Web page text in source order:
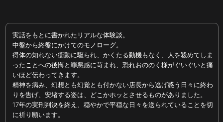
実話をもとに書かれたリアルな体験談。
中盤から終盤にかけてのモノローグ。
得体の知れない衝動に駆られ、かくたる動機もなく、人を殺めてしま
ったことへの後悔と罪悪感に苛まれ、恐れおののく様がぐいぐいと痛
いほど伝わってきます。
精神を病み、幻想とも幻覚とも付かない店長から逃げ惑う日々に終わ
りを告げ、安堵する姿は、どこかホッとさせるものがありました。
17年の実刑判決を終え、穏やかで平穏な日々を送られていることを切
に祈り願います。